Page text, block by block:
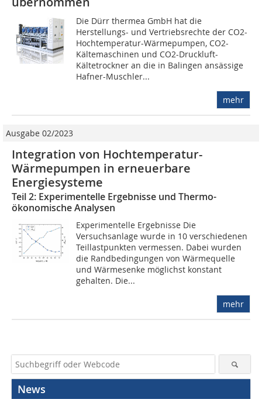
Die Dürr thermea GmbH hat die
Herstellungs- und Vertriebsrechte der CO2-
Hochtemperatur-Wärmepumpen, CO2-
Kältemaschinen und CO2-Druckluft-
Kältetrockner an die in Balingen ansässige
Hafner-Muschler...
mehr
Ausgabe 02/2023
Integration von Hochtemperatur-
Wärmepumpen in erneuerbare
Energiesysteme
Teil 2: Experimentelle Ergebnisse und Thermo-
ökonomische Analysen
Experimentelle Ergebnisse Die
Versuchsanlage wurde in 10 verschiedenen
Teillastpunkten vermessen. Dabei wurden
die Randbedingungen von Wärmequelle
und Wärmesenke möglichst konstant
gehalten. Die...
mehr
News